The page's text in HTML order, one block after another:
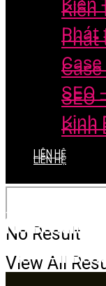
Kiến
Phát
SEO
Kinh
LIÊN HỆ
No Result
View All
Kiến
Phát
SEO
Kinh
LIÊN HỆ
No Result
View All